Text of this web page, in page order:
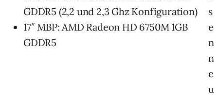
GDDR5 (2,2 und 2,3 Ghz Konfiguration)
17″ MBP: AMD Radeon HD 6750M 1GB
GDDR5
s
e
n
n
e
u